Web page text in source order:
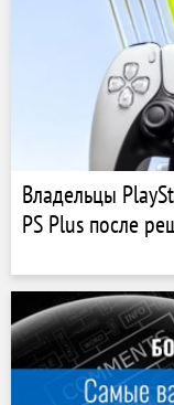
Владельцы
PS Plus после